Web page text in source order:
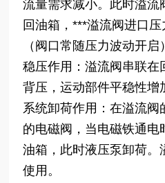
流量需求减小。此时溢流
回油箱，***溢流阀进口
（阀口常随压力波动开启
稳压作用：溢流阀串联在
背压，运动部件平稳性增
系统卸荷作用：在溢流阀
的电磁阀，当电磁铁通电
油箱，此时液压泵卸荷。
使用。